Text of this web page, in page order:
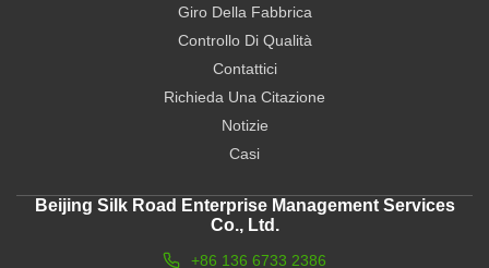
Giro Della Fabbrica
Controllo Di Qualità
Contattici
Richieda Una Citazione
Notizie
Casi
Beijing Silk Road Enterprise Management Services
Co., Ltd.
+86 136 6733 2386